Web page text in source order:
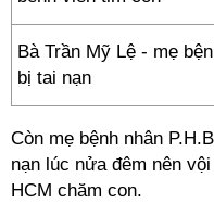
Bà Trần Mỹ Lệ - mẹ
bị tai nạn
Còn mẹ bệnh nhân
nạn lúc nửa đêm nên
HCM chăm con.